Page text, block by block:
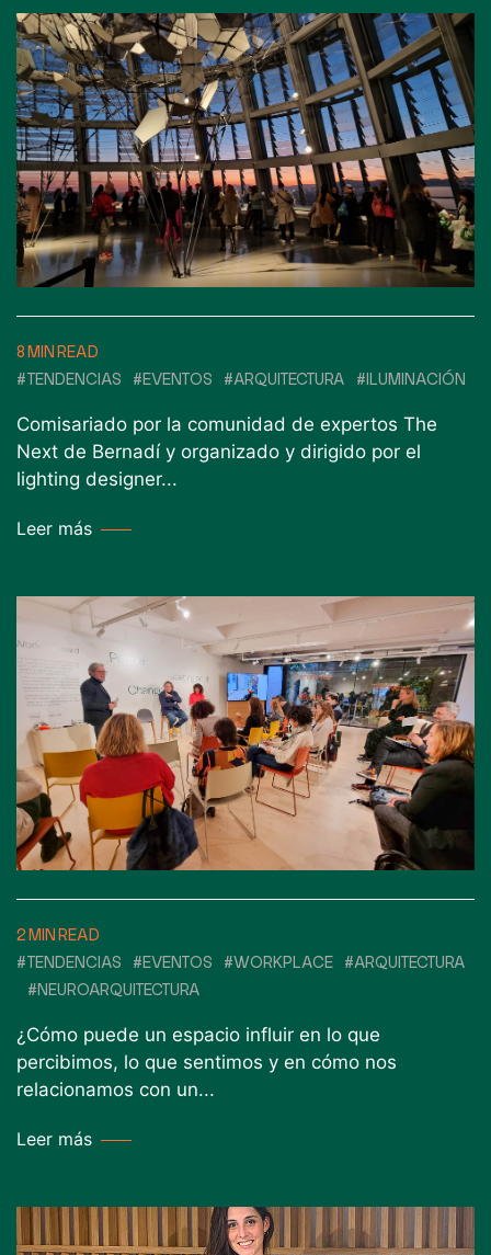
8 MIN READ
#TENDENCIAS
#EVENTOS #ARQUITECTURA #ILUMINACIÓN
Comisariado por la comunidad de expertos The
Next de Bernadí y organizado y dirigido por el
lighting designer...
Leer más
2 MIN READ
#TENDENCIAS
#EVENTOS #WORKPLACE
#ARQUITECTURA
#NEUROARQUITECTURA
¿Cómo puede un espacio influir en lo que
percibimos, lo que sentimos y en cómo nos
relacionamos con un...
Leer más